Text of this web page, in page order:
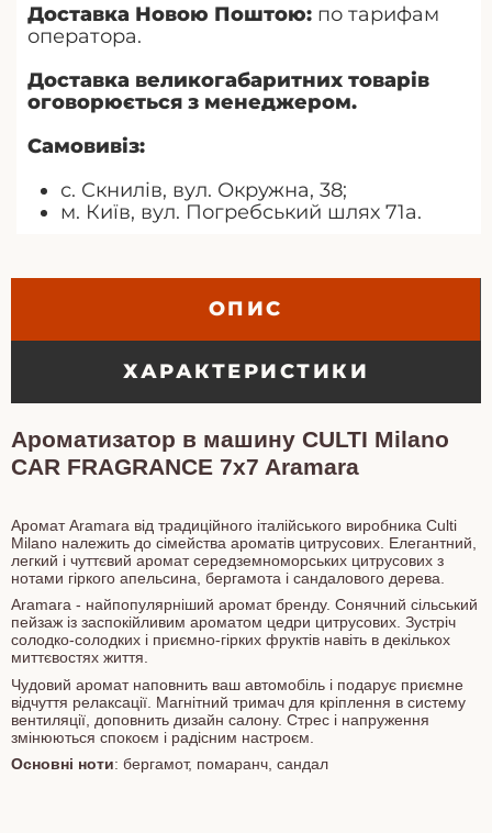
Доставка Новою Поштою: по тарифам
оператора.
Доставка великогабаритних товарів
оговорюється з менеджером.
Самовивіз:
с. Скнилів, вул. Окружна, 38;
м. Київ, вул. Погребський шлях 71а.
ОПИС
ХАРАКТЕРИСТИКИ
Ароматизатор в машину CULTI Milano
CAR FRAGRANCE 7x7 Aramara
Аромат Aramara від традиційного італійського виробника Culti
Milano належить до сімейства ароматів цитрусових. Елегантний,
легкий і чуттєвий аромат середземноморських цитрусових з
нотами гіркого апельсина, бергамота і сандалового дерева.
Aramara - найпопулярніший аромат бренду. Сонячний сільський
пейзаж із заспокійливим ароматом цедри цитрусових. Зустріч
солодко-солодких і приємно-гірких фруктів навіть в декількох
миттєвостях життя.
Чудовий аромат наповнить ваш автомобіль і подарує приємне
відчуття релаксації. Магнітний тримач для кріплення в систему
вентиляції, доповнить дизайн салону. Стрес і напруження
змінюються спокоєм і радісним настроєм.
Основні ноти: бергамот, помаранч, сандал